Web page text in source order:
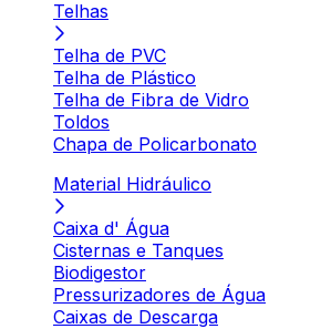
Telhas
Telha de PVC
Telha de Plástico
Telha de Fibra de Vidro
Toldos
Chapa de Policarbonato
Material Hidráulico
Caixa d' Água
Cisternas e Tanques
Biodigestor
Pressurizadores de Água
Caixas de Descarga